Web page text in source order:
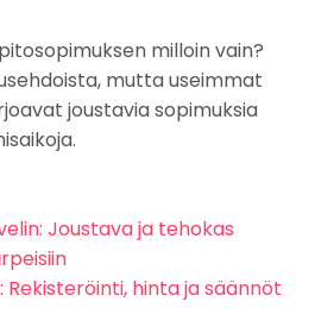
milloin vain?
mutta useimmat
joustavia sopimuksia
Joustava ja tehokas
Rekisteröinti, hinta ja säännöt